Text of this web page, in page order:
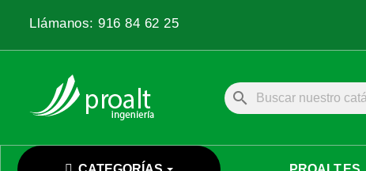
Llámanos:916 84 62 25
search